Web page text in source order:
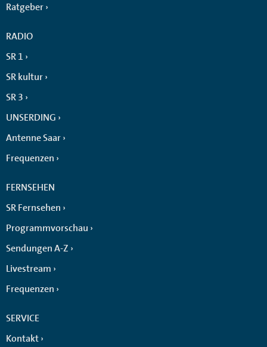
Ratgeber
RADIO
SR 1
SR kultur
SR 3
UNSERDING
Antenne Saar
Frequenzen
FERNSEHEN
SR Fernsehen
Programmvorschau
Sendungen A-Z
Livestream
Frequenzen
SERVICE
Kontakt